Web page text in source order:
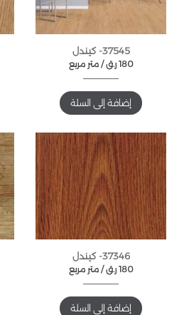
37545- كيندل
متر مربع / 180 ر.ق
إضافة إلى السلة
37346- كيندل
متر مربع / 180 ر.ق
إضافة إلى السلة